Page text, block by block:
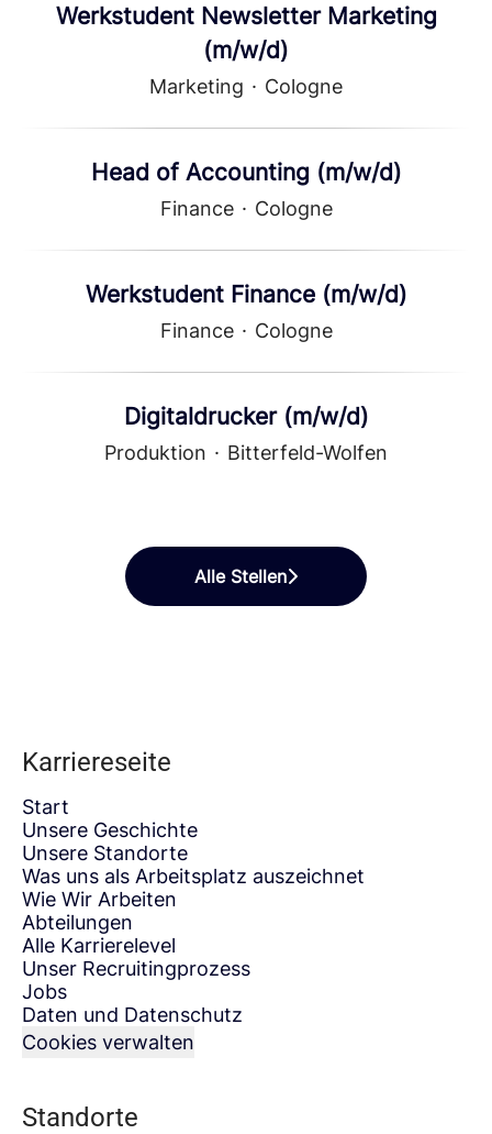
Werkstudent Newsletter Marketing
(m/w/d)
Marketing · Cologne
Head of Accounting (m/w/d)
Finance · Cologne
Werkstudent Finance (m/w/d)
Finance · Cologne
Digitaldrucker (m/w/d)
Produktion · Bitterfeld-Wolfen
Alle Stellen
Karriereseite
Start
Unsere Geschichte
Unsere Standorte
Was uns als Arbeitsplatz auszeichnet
Wie Wir Arbeiten
Abteilungen
Alle Karrierelevel
Unser Recruitingprozess
Jobs
Daten und Datenschutz
Cookies verwalten
Standorte